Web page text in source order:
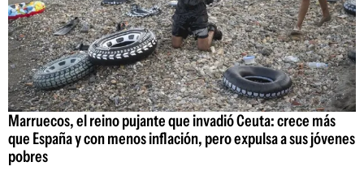
Marruecos, el reino pujante que invadió Ceuta: crece más
que España y con menos inflación, pero expulsa a sus jóvenes
pobres